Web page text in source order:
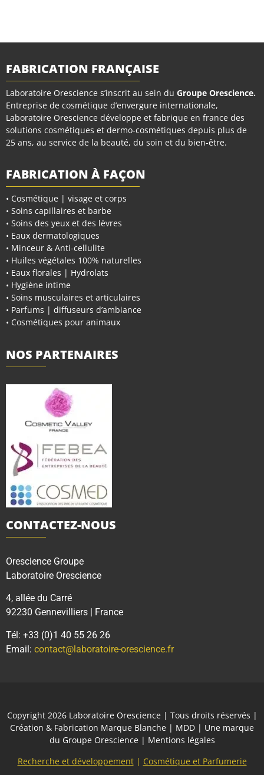
FABRICATION FRANÇAISE
Laboratoire Orescience s’inscrit au sein du Groupe Orescience.
Entreprise de cosmétique d’envergure internationale,
Laboratoire Orescience développe et fabrique en france des
solutions cosmétiques et dermo-cosmétiques depuis plus de
25 ans, au service de la beauté, du soin et du bien-être.
FABRICATION À FAÇON
• Cosmétique | visage et corps
• Soins capillaires et barbe
• Soins des yeux et des lèvres
• Eaux dermatologiques
• Minceur & Anti-cellulite
• Huiles végétales 100% naturelles
• Eaux florales | Hydrolats
• Hygiène intime
• Soins musculaires et articulaires
• Parfums | diffuseurs d’ambiance
• Cosmétiques pour animaux
NOS PARTENAIRES
CONTACTEZ-NOUS
Orescience Groupe
Laboratoire Orescience
4, allée du Carré
92230 Gennevilliers | France
Tél: +33 (0)1 40 55 26 26
Email: contact@laboratoire-orescience.fr
Copyright 2026 Laboratoire Orescience | Tous droits réservés |
Création & Fabrication Marque Blanche | MDD | Une marque
du Groupe Orescience| Mentions légales
Recherche et développement| Cosmétique et Parfumerie